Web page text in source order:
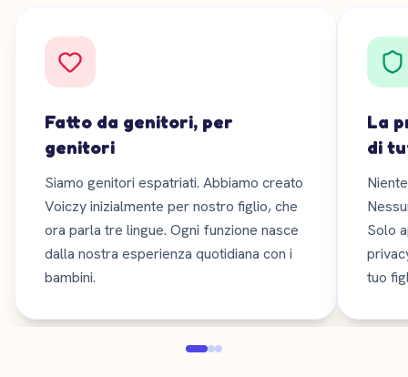
Fatto da genitori, per
genitori
Siamo genitori espatriati. Abbiamo creato
Voiczy inizialmente per nostro figlio, che
ora parla tre lingue. Ogni funzione nasce
dalla nostra esperienza quotidiana con i
bambini.
La
di
Solo
tuo